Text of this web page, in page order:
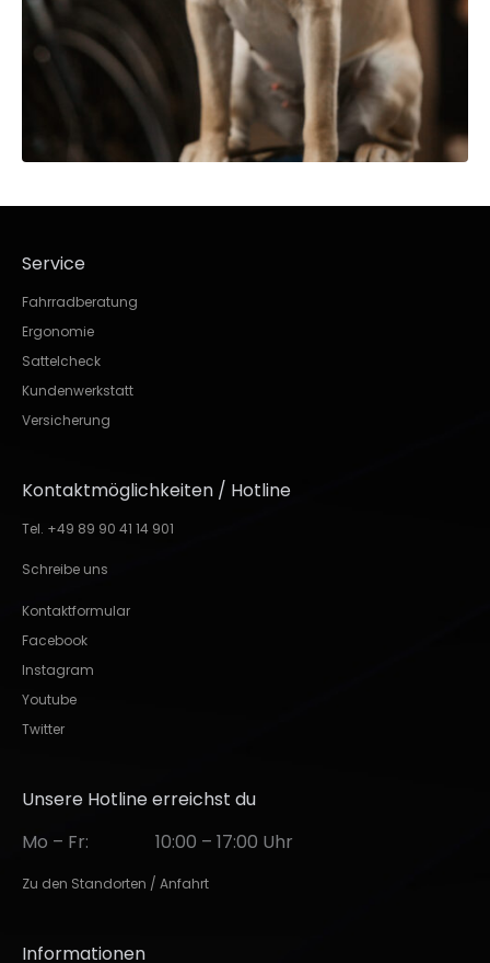
Service
Fahrradberatung
Ergonomie
Sattelcheck
Kundenwerkstatt
Versicherung
Kontaktmöglichkeiten / Hotline
Tel. +49 89 90 41 14 901
Schreibe uns
Kontaktformular
Facebook
Instagram
Youtube
Twitter
Unsere Hotline erreichst du
Mo – Fr:
10:00 – 17:00 Uhr
Zu den Standorten / Anfahrt
Informationen